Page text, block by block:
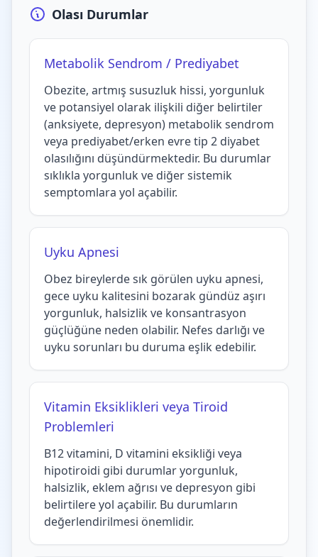
Olası Durumlar
Metabolik Sendrom / Prediyabet
Obezite, artmış susuzluk hissi, yorgunluk
ve potansiyel olarak ilişkili diğer belirtiler
(anksiyete, depresyon) metabolik sendrom
veya prediyabet/erken evre tip 2 diyabet
olasılığını düşündürmektedir. Bu durumlar
sıklıkla yorgunluk ve diğer sistemik
semptomlara yol açabilir.
Uyku Apnesi
Obez bireylerde sık görülen uyku apnesi,
gece uyku kalitesini bozarak gündüz aşırı
yorgunluk, halsizlik ve konsantrasyon
güçlüğüne neden olabilir. Nefes darlığı ve
uyku sorunları bu duruma eşlik edebilir.
Vitamin Eksiklikleri veya Tiroid
Problemleri
B12 vitamini, D vitamini eksikliği veya
hipotiroidi gibi durumlar yorgunluk,
halsizlik, eklem ağrısı ve depresyon gibi
belirtilere yol açabilir. Bu durumların
değerlendirilmesi önemlidir.